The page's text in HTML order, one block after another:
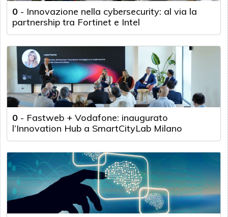
0 - Innovazione nella cybersecurity: al via la
partnership tra Fortinet e Intel
0 - Fastweb + Vodafone: inaugurato
l’Innovation Hub a SmartCityLab Milano